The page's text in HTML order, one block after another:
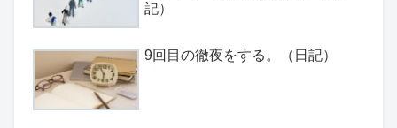
記）
9回目の徹夜をする。（日記）